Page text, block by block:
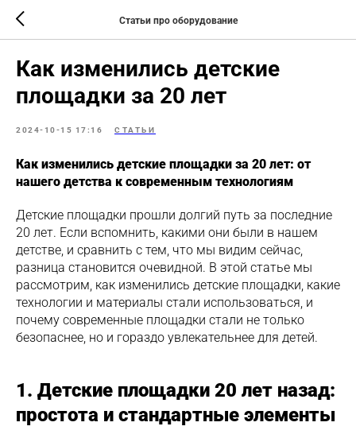
Статьи про оборудование
Как изменились детские
площадки за 20 лет
2024-10-15 17:16 СТАТЬИ
Как изменились детские площадки за 20 лет: от
нашего детства к современным технологиям
Детские площадки прошли долгий путь за последние
20 лет. Если вспомнить, какими они были в нашем
детстве, и сравнить с тем, что мы видим сейчас,
разница становится очевидной. В этой статье мы
рассмотрим, как изменились детские площадки, какие
технологии и материалы стали использоваться, и
почему современные площадки стали не только
безопаснее, но и гораздо увлекательнее для детей.
1. Детские площадки 20 лет назад:
простота и стандартные элементы